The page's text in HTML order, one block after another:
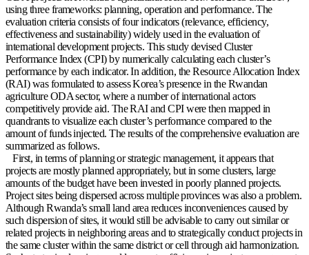
using three frameworks: planning, operation and performance. The
evaluation criteria consists of four indicators (relevance, efficiency,
effectiveness and sustainability) widely used in the evaluation of
international development projects. This study devised Cluster
Performance Index (CPI) by numerically calculating each cluster’s
performance by each indicator. In addition, the Resource Allocation Index
(RAI) was formulated to assess Korea’s presence in the Rwandan
agriculture ODA sector, where a number of international actors
competitively provide aid. The RAI and CPI were then mapped in
quandrants to visualize each cluster’s performance compared to the
amount of funds injected. The results of the comprehensive evaluation are
summarized as follows.
First, in terms of planning or strategic management, it appears that
projects are mostly planned appropriately, but in some clusters, large
amounts of the budget have been invested in poorly planned projects.
Project sites being dispersed across multiple provinces was also a problem.
Although Rwanda’s small land area reduces inconveniences caused by
such dispersion of sites, it would still be advisable to carry out similar or
related projects in neighboring areas and to strategically conduct projects in
the same cluster within the same district or cell through aid harmonization.